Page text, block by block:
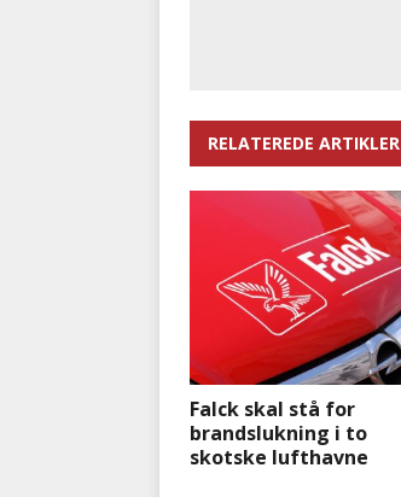
RELATEREDE ARTIKLER
Falck skal stå for
brandslukning i to
skotske lufthavne